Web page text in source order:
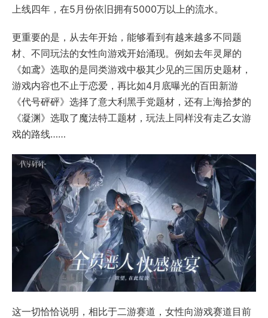
上线四年，在5月份依旧拥有5000万以上的流水。
更重要的是，从去年开始，能够看到有越来越多不同题
材、不同玩法的女性向游戏开始涌现。例如去年灵犀的
《如鸢》选取的是同类游戏中极其少见的三国历史题材，
游戏内容也不止于恋爱，再比如4月底曝光的百田新游
《代号砰砰》选择了意大利黑手党题材，还有上海拾梦的
《凝渊》选取了魔法特工题材，玩法上同样没有走乙女游
戏的路线……
这一切恰恰说明，相比于二游赛道，女性向游戏赛道目前